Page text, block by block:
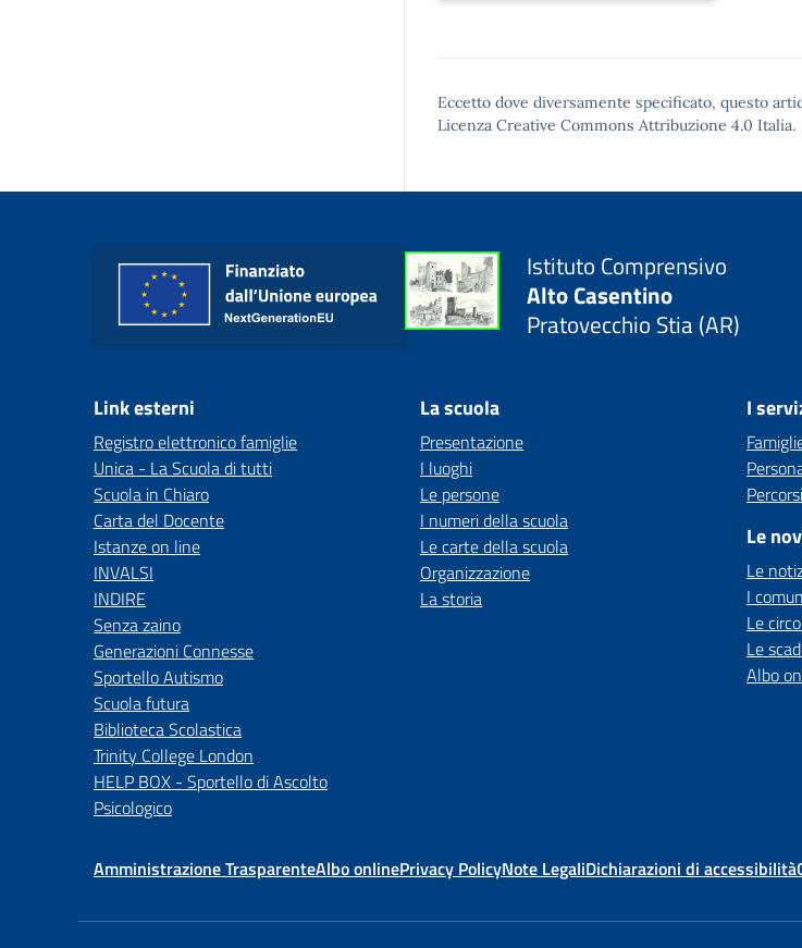
Eccetto dove diversamente specificato, questo
Licenza Creative Commons Attribuzione 4.0 Italia.
Istituto Comprensivo
Alto Casentino
Pratovecchio Stia (AR)
Link esterni
Registro elettronico famiglie
Unica - La Scuola di tutti
Scuola in Chiaro
Carta del Docente
Istanze on line
INVALSI
INDIRE
Senza zaino
Generazioni Connesse
Sportello Autismo
Scuola futura
Biblioteca Scolastica
Trinity College London
HELP BOX - Sportello di Ascolto
Psicologico
La scuola
Presentazione
I luoghi
Le persone
I numeri della scuola
Le carte della scuola
Organizzazione
La storia
I
Le
Le
I
Le
Le
Albo
Amministrazione TrasparenteAlbo onlinePrivacy PolicyNote LegaliDichiarazioni di accessibilità